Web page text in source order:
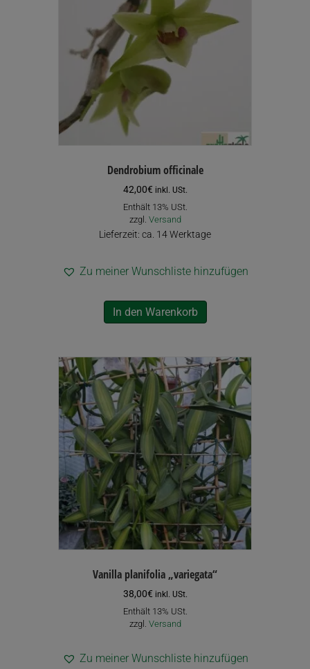
Dendrobium officinale
42,00€ inkl. USt.
Enthält 13% USt.
zzgl. Versand
Lieferzeit: ca. 14 Werktage
Zu meiner Wunschliste hinzufügen
In den Warenkorb
Vanilla planifolia „variegata“
38,00€ inkl. USt.
Enthält 13% USt.
zzgl. Versand
Zu meiner Wunschliste hinzufügen